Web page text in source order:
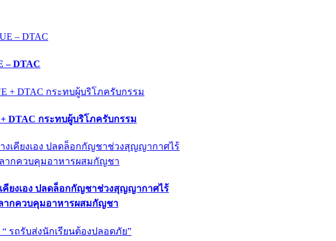
– DTAC
DTAC กระทบผู้บริโภครับกรรม
คียงเอง ปลดล็อกกัญชาช่วงสุญญากาศไร้
ลากควบคุมอาหารผสมกัญชา